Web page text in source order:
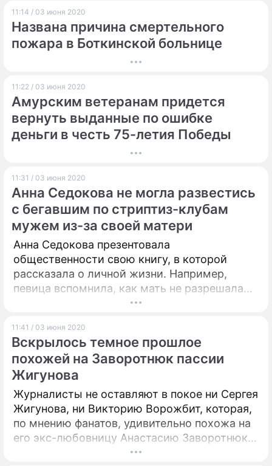
11:14 / 03 июня 2020
Названа причина смертельного
пожара в Боткинской больнице
11:22 / 03 июня 2020
Амурским ветеранам придется
вернуть выданные по ошибке
деньги в честь 75-летия Победы
11:31 / 03 июня 2020
Анна Седокова не могла развестись
с бегавшим по стриптиз-клубам
мужем из-за своей матери
Анна Седокова презентовала
общественности свою книгу, в которой
рассказала о личной жизни. Например,
певица вспомнила, как мать не разрешала
ей разводиться с первым супругом.
11:41 / 03 июня 2020
Вскрылось темное прошлое
похожей на Заворотнюк пассии
Жигунова
Журналисты не оставляют в покое ни Сергея
Жигунова, ни Викторию Ворожбит, которая,
по мнению фанатов, удивительно похожа на
его экс-любовницу Анастасию Заворотнюк.
Работники СМИ выяснили интересные